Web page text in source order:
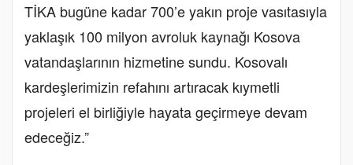
TİKA bugüne kadar 700’e yakın proje vasıtasıyla
yaklaşık 100 milyon avroluk kaynağı Kosova
vatandaşlarının hizmetine sundu. Kosovalı
kardeşlerimizin refahını artıracak kıymetli
projeleri el birliğiyle hayata geçirmeye devam
edeceğiz.”